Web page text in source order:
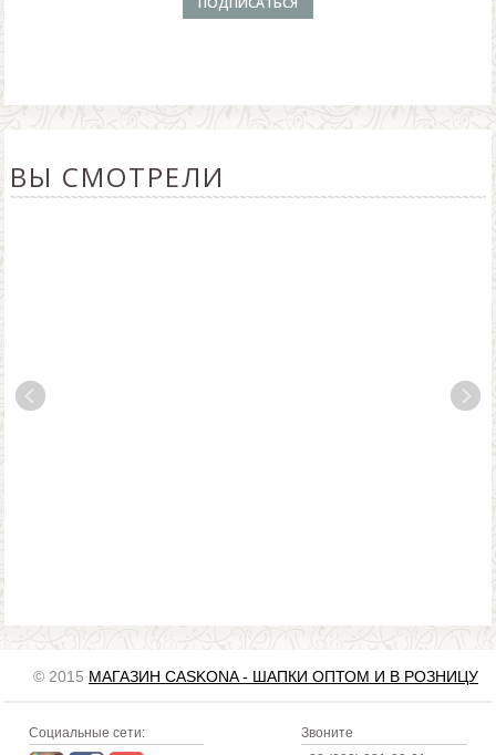
ВЫ СМОТРЕЛИ
© 2015 МАГАЗИН CASKONA - ШАПКИ ОПТОМ И В РОЗНИЦУ
Социальные сети:
Звоните